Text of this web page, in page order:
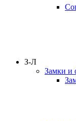
З-Л
Замки и